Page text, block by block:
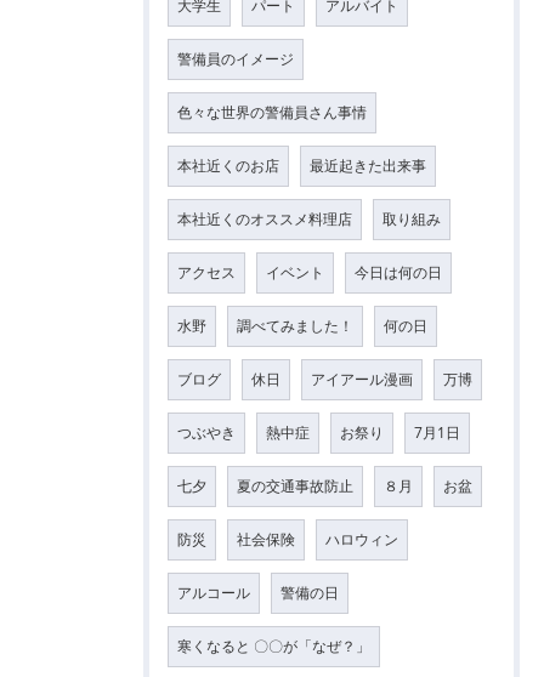
大学生 パート アルバイト
警備員のイメージ
色々な世界の警備員さん事情
本社近くのお店 最近起きた出来事
本社近くのオススメ料理店 取り組み
アクセス イベント 今日は何の日
水野 調べてみました！ 何の日
ブログ 休日 アイアール漫画 万博
つぶやき 熱中症 お祭り 7月1日
七夕 夏の交通事故防止 ８月 お盆
防災 社会保険 ハロウィン
アルコール 警備の日
寒くなると 〇〇が「なぜ？」